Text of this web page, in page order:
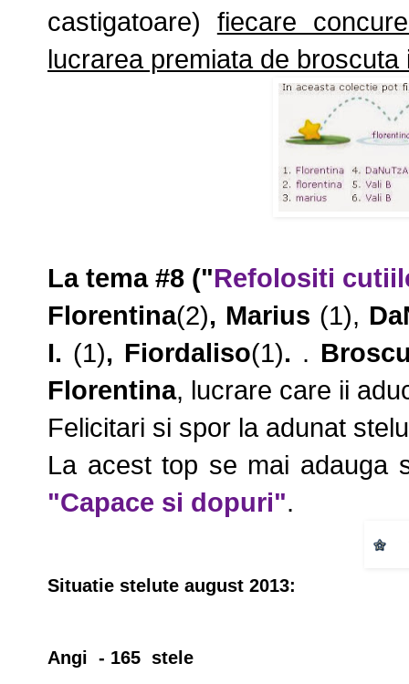
castigatoare) fiecare
lucrarea premiata de broscuta
La tema #8 ("Refolositi
Florentina(2), Marius (1),
I. (1), Fiordaliso(1). .
Florentina, lucrare care ii
Felicitari si spor la adunat
La acest top se mai adauga
"Capace si dopuri".
Situatie stelute august 2013:
Angi - 165 stele